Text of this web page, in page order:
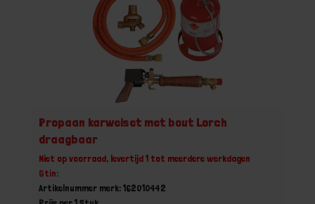
Propaan karweiset met bout Lorch
draagbaar
Niet op voorraad, levertijd 1 tot meerdere werkdagen
Gtin:
Artikelnummer merk: 162010442